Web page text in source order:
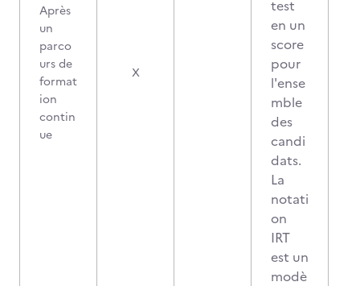
Après
un
parco
urs de
format
ion
contin
ue
X
test
en un
score
pour
l'ense
mble
des
candi
dats.
La
notati
on
IRT
est un
modè